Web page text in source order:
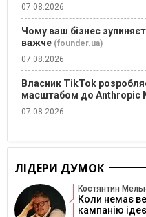
07.08.2026
Чому ваш бізнес
важче (founder.ua)
07.08.2026
Власник TikTok
масштабом до Anthropic
07.08.2026
ЛІДЕРИ ДУМОК
Костянтин
Коли немає
кампанію